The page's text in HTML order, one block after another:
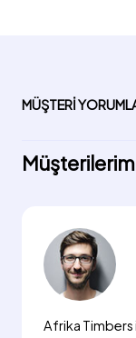
MÜŞTERI
Afrika Timbers